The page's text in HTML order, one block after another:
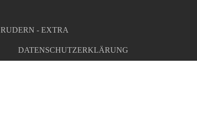
RUDERN - EXTRA
DATENSCHUTZERKLÄRUNG